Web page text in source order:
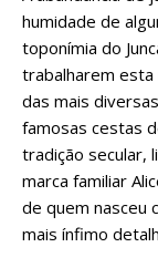
humidade de
toponímia do
trabalharem
das mais
famosas cestas
tradição secular,
marca familiar
de quem nasceu
mais ínfimo